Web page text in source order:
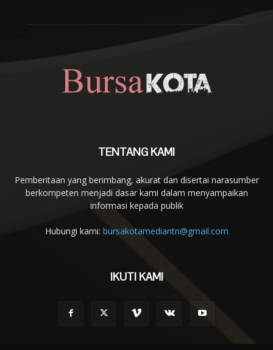
TENTANG KAMI
Pemberitaan yang berimbang, akurat dan disertai narasumber
berkompeten menjadi dasar kami dalam menyampaikan
informasi kepada publik
Hubungi kami: bursakotamediantn@gmail.com
IKUTI KAMI